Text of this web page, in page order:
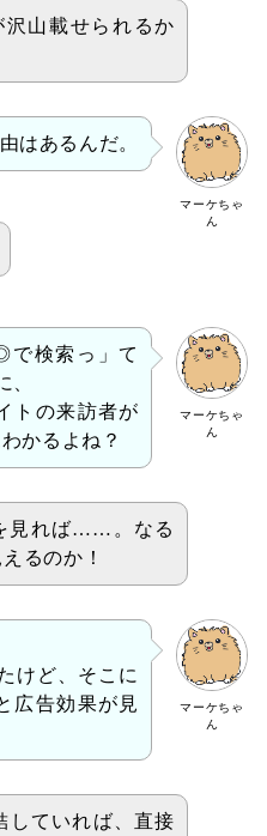
山載せられるか
マーケちゃ
ん
はあるんだ。
マーケちゃ
ん
検索っ」て
、
トの来訪者が
かるよね？
見れば……。なる
るのか！
マーケちゃ
ん
けど、そこに
広告効果が見
していれば、直接